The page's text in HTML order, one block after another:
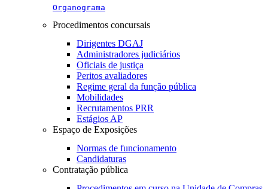
Organograma
Procedimentos concursais
Dirigentes DGAJ
Administradores judiciários
Oficiais de justiça
Peritos avaliadores
Regime geral da função pública
Mobilidades
Recrutamentos PRR
Estágios AP
Espaço de Exposições
Normas de funcionamento
Candidaturas
Contratação pública